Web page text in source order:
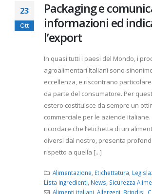
23
Ott
Packaging e
informazioni ed
l’export
In quasi tutti i paesi del Mondo, i
agroalimentari Italiani sono
eccellenza, e riscontrano
da parte del consumatore. Per
estero costituisce da sempre un
commerciale per le aziende
ricordare che l’etichetta di un
diversi dal nostro, presenta
rispetto a quella [...]
Alimentazione Etichettatura
Lista ingredienti News Sicurezza
Alimenti italiani Allergeni Brindisi